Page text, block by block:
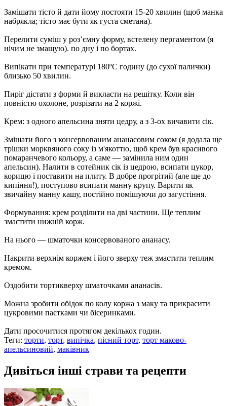
Замішати тісто й дати йому постояти 15-20 хвилин (щоб манка
набрякла; тісто має бути як густа сметана).
Перелити суміш у роз’ємну форму, встелену пергаментом (я
нічим не змащую). по дну і по бортах.
Випікати при температурі 180ºС годину (до сухої палички)
близько 50 хвилин.
Пиріг дістати з форми й викласти на решітку. Коли він
повністю охолоне, розрізати на 2 коржі.
Крем: з одного апельсина зняти цедру, а з 3-ох вичавити сік.
Змішати його з консервованим ананасовим соком (я додала ще
трішки морквяного соку із м'якоттю, щоб крем був красивого
помаранчевого кольору, а саме — замінила ним один
апельсин). Налити в сотейник сік із цедрою, всипати цукор,
корицю і поставити на плиту. В добре прогрітий (але ще до
кипіння!), поступово всипати манну крупу. Варити як
звичайну манну кашу, постійно помішуючи до загустіння.
Формування: крем розділити на дві частини. Ще теплим
змастити нижній корж.
На нього — шматочки консервованого ананасу.
Накрити верхнім коржем і його зверху теж змастити теплим
кремом.
Оздобити тортикверху шматочками ананасів.
Можна зробити обідок по колу коржа з маку та прикрасити
цукровими паєтками чи бісеринками.
Дати просочитися протягом декількох годин.
Теги: торти, торт, випічка, пісний торт, торт маково-
апельсиновий, маківник
Дивіться інші страви та рецепти